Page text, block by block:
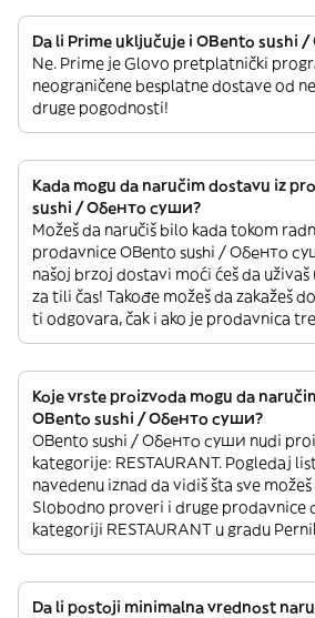
Da li Prime uključuje i OBento sushi
Ne. Prime je Glovo pretplatnički
neograničene besplatne dostave od
druge pogodnosti!
Kada mogu da naručim dostavu iz
sushi / Обенто суши?
Možeš da naručiš bilo kada tokom
prodavnice OBento sushi / Обенто
našoj brzoj dostavi moći ćeš da
za tili čas! Takođe možeš da zakažeš
ti odgovara, čak i ako je prodavnica
Koje vrste proizvoda mogu da
OBento sushi / Обенто суши?
OBento sushi / Обенто суши nudi
kategorije: RESTAURANT. Pogledaj
navedenu iznad da vidiš šta sve
Slobodno proveri i druge prodavnice
kategoriji RESTAURANT u gradu
Da li postoji minimalna vrednost